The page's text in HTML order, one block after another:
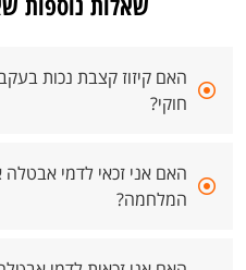
האם קיזוז קצבת נכות
חוקי?
האם אני זכאי לדמי אבטלה
המלחמה?